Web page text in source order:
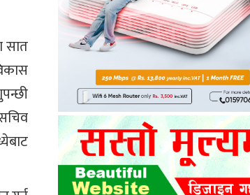
सात